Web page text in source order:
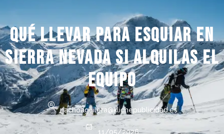
Qué llevar para esquiar en
Sierra Nevada si alquilas el
equipo
nachoaguilera@klichepublicidad.es
11/05/2026